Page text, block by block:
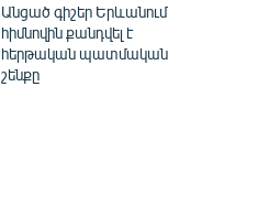
Անցած գիշեր Երևանում
հիմնովին քանդվել է
հերթական պատմական
շենքը